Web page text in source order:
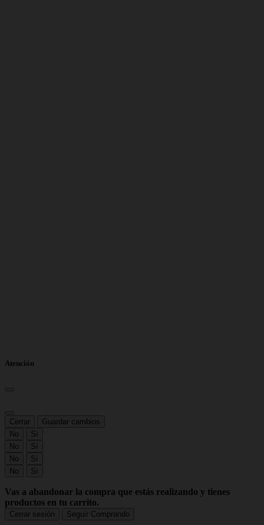
Atención
Cerrar
Guardar cambios
No
Sí
No
Sí
No
Sí
No
Sí
Vas a abandonar la compra que estás realizando y tienes
productos en tu carrito.
Cerrar sesión Seguir Comprando